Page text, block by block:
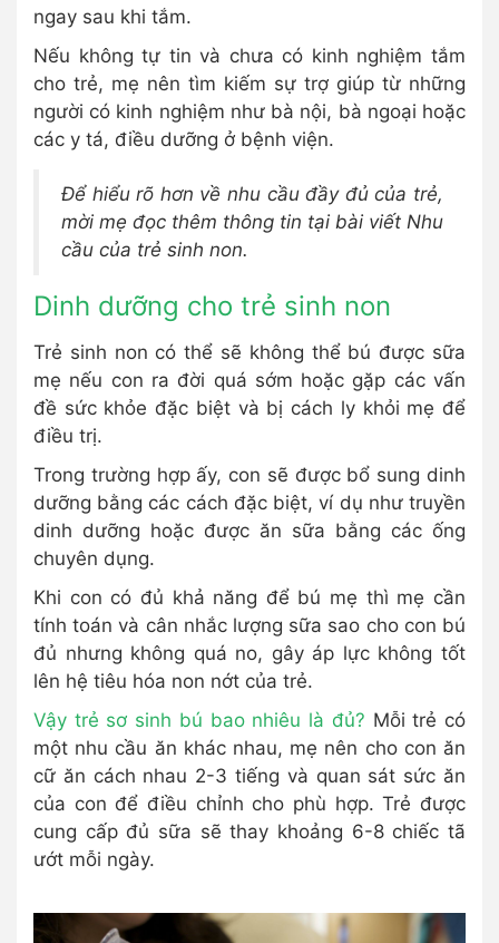
ngay sau khi tắm.
Nếu không tự tin và chưa có kinh nghiệm tắm
cho trẻ, mẹ nên tìm kiếm sự trợ giúp từ những
người có kinh nghiệm như bà nội, bà ngoại hoặc
các y tá, điều dưỡng ở bệnh viện.
Để hiểu rõ hơn về nhu cầu đầy đủ của trẻ,
mời mẹ đọc thêm thông tin tại bài viết Nhu
cầu của trẻ sinh non.
Dinh dưỡng cho trẻ sinh non
Trẻ sinh non có thể sẽ không thể bú được sữa
mẹ nếu con ra đời quá sớm hoặc gặp các vấn
đề sức khỏe đặc biệt và bị cách ly khỏi mẹ để
điều trị.
Trong trường hợp ấy, con sẽ được bổ sung dinh
dưỡng bằng các cách đặc biệt, ví dụ như truyền
dinh dưỡng hoặc được ăn sữa bằng các ống
chuyên dụng.
Khi con có đủ khả năng để bú mẹ thì mẹ cần
tính toán và cân nhắc lượng sữa sao cho con bú
đủ nhưng không quá no, gây áp lực không tốt
lên hệ tiêu hóa non nớt của trẻ.
Vậy trẻ sơ sinh bú bao nhiêu là đủ? Mỗi trẻ có
một nhu cầu ăn khác nhau, mẹ nên cho con ăn
cữ ăn cách nhau 2-3 tiếng và quan sát sức ăn
của con để điều chỉnh cho phù hợp. Trẻ được
cung cấp đủ sữa sẽ thay khoảng 6-8 chiếc tã
ướt mỗi ngày.